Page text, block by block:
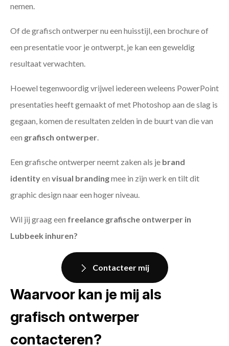
nemen.
Of de grafisch ontwerper nu een huisstijl, een brochure of
een presentatie voor je ontwerpt, je kan een geweldig
resultaat verwachten.
Hoewel tegenwoordig vrijwel iedereen weleens PowerPoint
presentaties heeft gemaakt of met Photoshop aan de slag is
gegaan, komen de resultaten zelden in de buurt van die van
een grafisch ontwerper
Een grafische ontwerper neemt zaken als je brand
identityen visual brandingmee in zijn werk en tilt dit
graphic design naar een hoger niveau.
Wil jij graag een freelance grafische ontwerper in
Lubbeek inhuren?
Contacteer mij
Waarvoor kan je mij als
grafisch ontwerper
contacteren?